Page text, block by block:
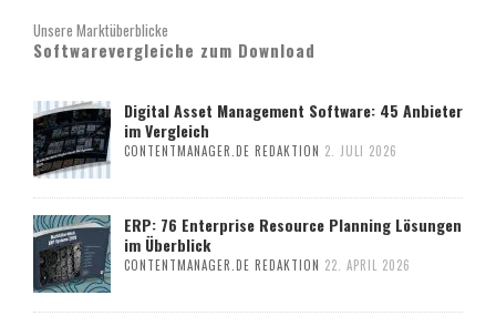
Unsere Marktüberblicke
Softwarevergleiche zum Download
Digital Asset Management Software: 45 Anbieter
im Vergleich
CONTENTMANAGER.DE REDAKTION 2. JULI 2026
ERP: 76 Enterprise Resource Planning Lösungen
im Überblick
CONTENTMANAGER.DE REDAKTION 22. APRIL 2026